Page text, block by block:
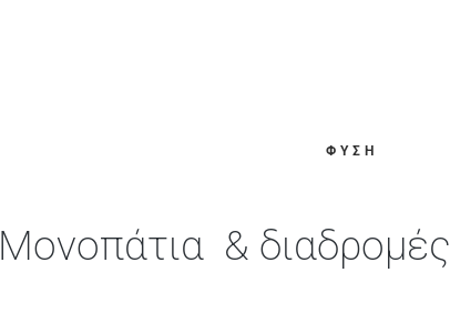
ΦΥΣΗ
Μονοπάτια & διαδρομές